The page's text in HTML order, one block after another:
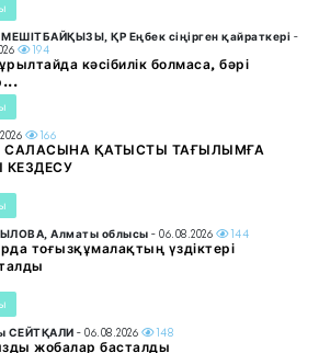
ҚР Еңбек сіңірген қайраткері -
194
кәсібилік болмаса, бәрі
166
САЛАСЫНА ҚАТЫСТЫ ТАҒЫЛЫМҒА
КЕЗДЕСУ
Алматы облысы - 06.08.2026 144
тоғызқұмалақтың үздіктері
СЕЙТҚАЛИ - 06.08.2026 148
жобалар басталды